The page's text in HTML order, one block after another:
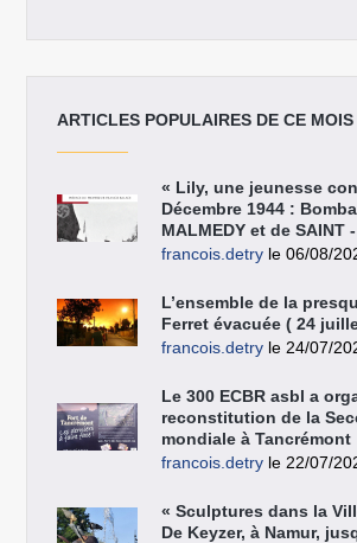
ARTICLES POPULAIRES DE CE MOIS
« Lily, une jeunesse
Décembre 1944 :
MALMEDY et de SAINT
francois.detry le 06/08/
L’ensemble de la
Ferret évacuée ( 24
francois.detry le 24/07/
Le 300 ECBR asbl a
reconstitution de la
mondiale à Tancrémont
francois.detry le 22/07/
« Sculptures dans la
De Keyzer, à Namur,